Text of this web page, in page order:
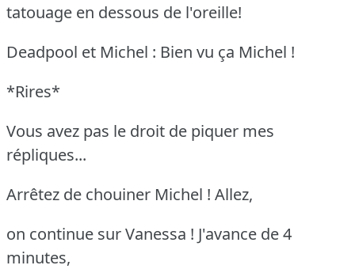
tatouage en dessous de l'oreille!
Deadpool et Michel : Bien vu ça Michel !
*Rires*
Vous avez pas le droit de piquer mes
répliques...
Arrêtez de chouiner Michel ! Allez,
on continue sur Vanessa ! J'avance de 4
minutes,